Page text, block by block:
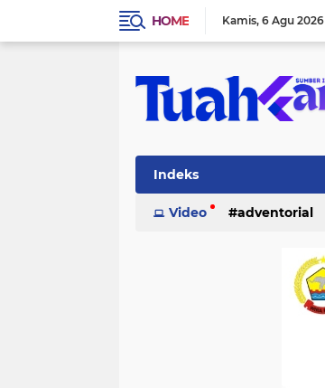
HOME Kamis 6 Agu 2026
Indeks
Video adventorial
lingkungan